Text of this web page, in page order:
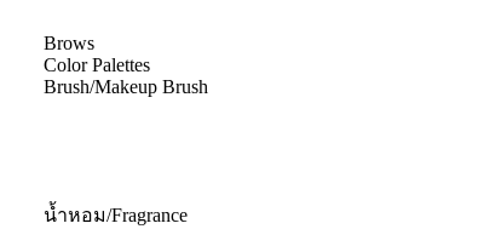
Brows
Color Palettes
Brush/Makeup Brush
น้ำหอม/Fragrance